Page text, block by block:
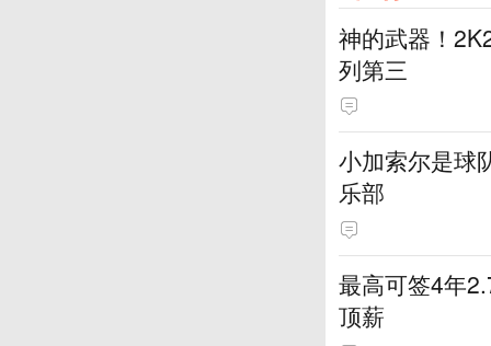
神的武器！
列第三
小加索尔是球
乐部
最高可签4年
顶薪